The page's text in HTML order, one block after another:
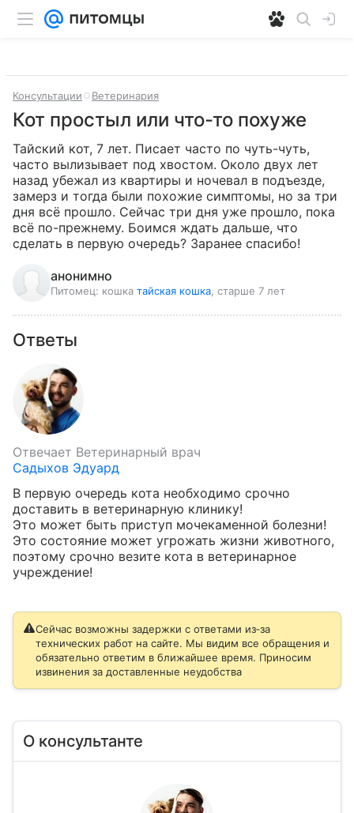
Консультации Ветеринария
Кот простыл или что-то похуже
Тайский кот, 7 лет. Писает часто по чуть-чуть,
часто вылизывает под хвостом. Около двух лет
назад убежал из квартиры и ночевал в подъезде,
замерз и тогда были похожие симптомы, но за три
дня всё прошло. Сейчас три дня уже прошло, пока
всё по-прежнему. Боимся ждать дальше, что
сделать в первую очередь? Заранее спасибо!
анонимно
Питомец: кошка тайская кошка , старше 7 лет
Ответы
Отвечает Ветеринарный врач
Садыхов Эдуард
В первую очередь кота необходимо срочно
доставить в ветеринарную клинику!
Это может быть приступ мочекаменной болезни!
Это состояние может угрожать жизни животного,
поэтому срочно везите кота в ветеринарное
учреждение!
Сейчас возможны задержки с ответами из‑за
технических работ на сайте. Мы видим все обращения и
обязательно ответим в ближайшее время. Приносим
извинения за доставленные неудобства
О консультанте